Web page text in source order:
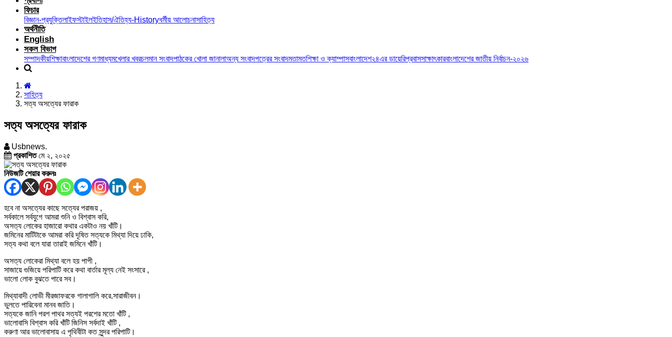
ফিচার
বিজ্ঞান-প্রযুক্তিলাইফস্টাইলইতিহাস/ঐতিহ্য-Historyধর্মীয় আলোচনাসাহিত্য
অর্থনীতি
English
সকল বিভাগ
সম্পাদকীয়শিক্ষাবাংলাদেশের গণমাধ্যমখেলার খবরচলমান সংবাদপাঠকের খোলা জানালাঅন্য সংবাদপত্রের সংবাদমতামতশিক্ষা ও ক্যাম্পাসবাংলাদেশ২৪এর ডায়েরিপ্রবাসসাক্ষাৎকারবাংলাদেশের জাতীয় নির্বাচন-২০২৬
সাহিত্য
সত্য অসত্যের ফারাক
সত্য অসত্যের ফারাক
Usbnews.
প্রকাশিতমে ২, ২০২৫
নিউজটি শেয়ার করুনঃ
হবে না অসত্যের কাছে সত্যের পরাজয় ,
সর্বকালে সর্বযুগে আমরা শুনি ও বিশ্বাস করি,
অসত্য লোকের হাজারো কথার একটাও নয় খাঁটি।
জমিনের মাটিটাকে আমরা করি দূষিত সত্যকে মিথ্যা দিয়ে ঢাকি,
সত্য কথা বলে যারা তারাই জমিনে খাঁটি।
অসত্য লোকেরা মিথ্যা বলে হয় পাপী ,
সাজায়ে গুজিয়ে পরিপাটি করে কথা বার্তার মূল্য নেই সংসারে ,
ভালো লোক বুঝতে পারে সব।
মিথ্যাবাদী লোভী মীরজাফরকে গালাগালি করে.সারাজীবন।
ভুলতে পারিবেনা মানব জাতি।
সত্যকে জানি পরশ পাথর সত্যই পরশের মতো খাঁটি ,
ভালোবাসি বিশ্বাস করি খাঁটি জিনিস সর্বদাই খাঁটি ,
করুণা আর ভালোবাসায় এ পৃথিবীটা কত সুন্দর পরিপাটি।